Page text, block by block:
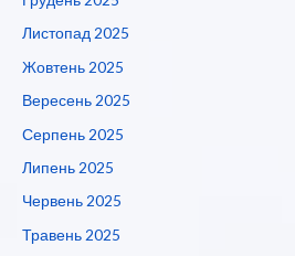
Листопад 2025
Жовтень 2025
Вересень 2025
Серпень 2025
Липень 2025
Червень 2025
Травень 2025